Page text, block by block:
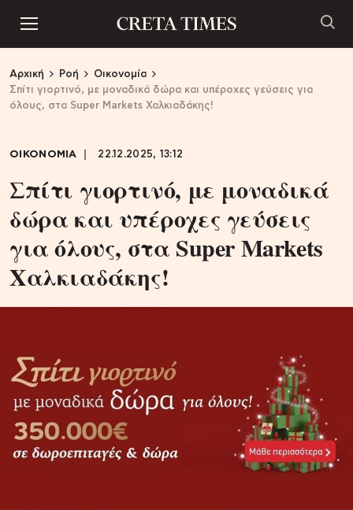
Αρχική Ροή
Οικονομία
Σπίτι γιορτινό, με μοναδικά δώρα και υπέροχες γεύσεις για
όλους, στα Super Markets Χαλκιαδάκης!
ΟΙΚΟΝΟΜΙΑ 22.12.2025, 13:12
Σπίτι γιορτινό, με μοναδικά
δώρα και υπέροχες γεύσεις
για όλους, στα Super Markets
Χαλκιαδάκης!